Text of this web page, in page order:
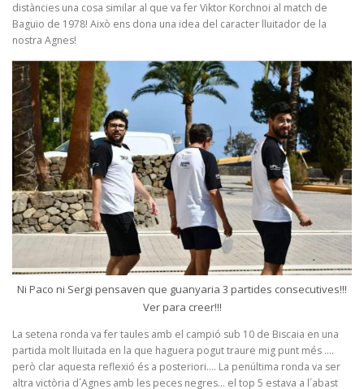
distàncies una cosa similar al que va fer Viktor Korchnoi al match de
Baguio de 1978! Això ens dona una idea del caracter lluitador de la
nostra Agnes!
Ni Paco ni Sergi pensaven que guanyaria 3 partides consecutives!!!
Ver para creer!!!
La setena ronda va fer taules amb el campió sub 10 de Biscaia en una
partida molt lluitada en la que haguera pogut traure mig punt més ….
però clar aquesta reflexió és a posteriori…. La penúltima ronda va ser
altra victòria d´Agnes amb les peces negres… el top 5 estava a l´abast